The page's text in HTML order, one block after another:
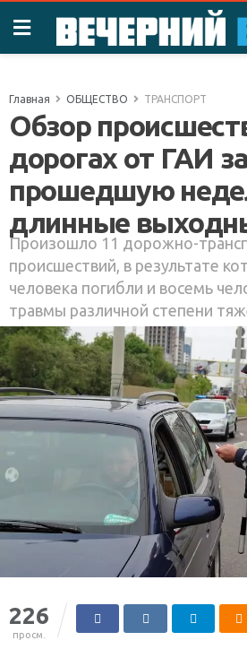
Главная ОБЩЕСТВО ТРАНСПОРТ
Обзор
дорогах от ГАИ за
прошедшую
длинные
Произошло 11 дорожно-
происшествий, в результате
человека погибли и восемь
травмы различной степени
226
просм.